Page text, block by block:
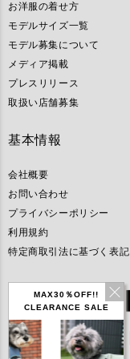
MAX30％OFF!!
CLEARANCE SALE
お洋服の着せ方
モデルサイズ一覧
モデル募集について
メディア掲載
プレスリリース
取扱い店舗募集
基本情報
会社概要
お問い合わせ
プライバシーポリシー
利用規約
特定商取引法に基づく表記